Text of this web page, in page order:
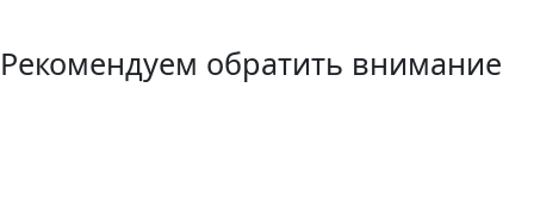
Рекомендуем обратить внимание